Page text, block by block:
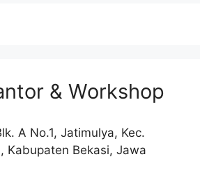
& Workshop
A No.1, Jatimulya, Kec.
Kabupaten Bekasi, Jawa